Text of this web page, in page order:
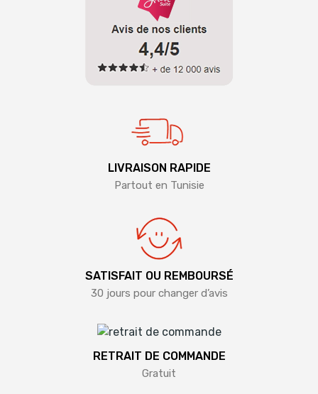
LIVRAISON RAPIDE
Partout en Tunisie
SATISFAIT OU REMBOURSÉ
30 jours pour changer d’avis
RETRAIT DE COMMANDE
Gratuit